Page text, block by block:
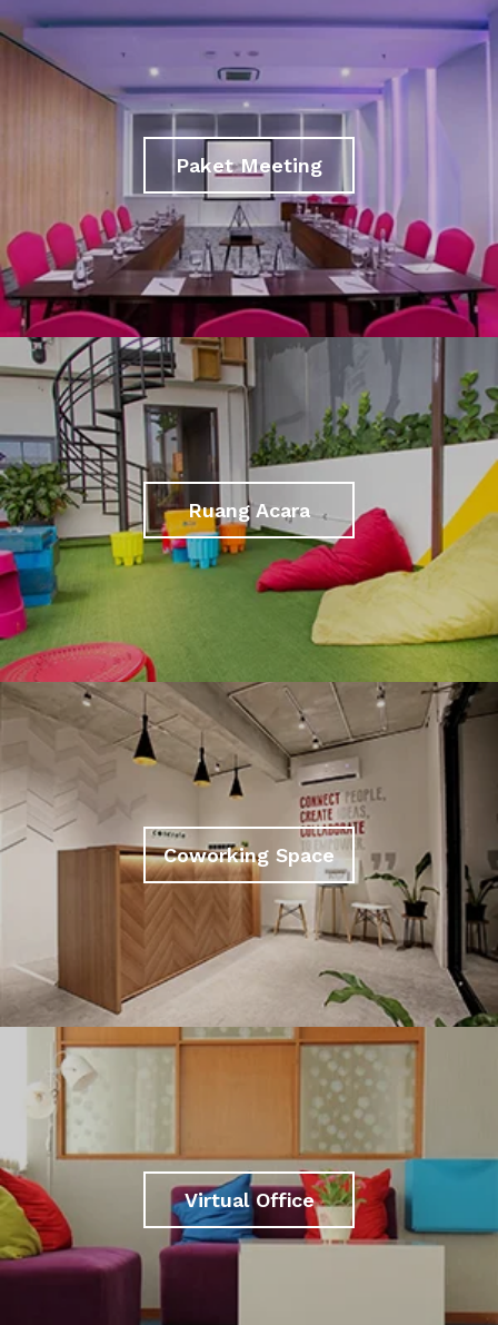
Paket Meeting
Ruang Acara
Coworking Space
Virtual Office